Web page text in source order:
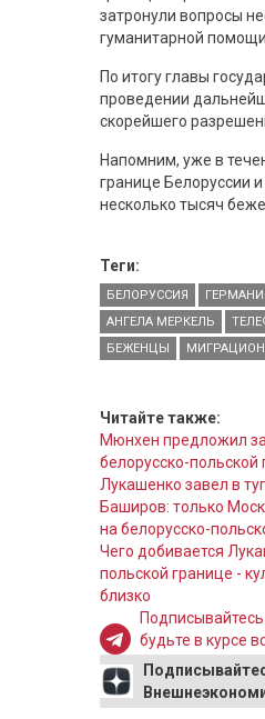
затронули вопросы
гуманитарной
По итогу главы
проведении
скорейшего
Напомним, уже в
границе Белоруссии
несколько тысяч
Теги:
БЕЛОРУССИЯ
АНГЕЛА МЕРКЕЛЬ
БЕЖЕНЦЫ
Читайте также:
Мюнхен предложил
белорусско-польской
Лукашенко завел в
Баширов: только
на белорусско-
Чего добивается
польской границе -
близко
будьте в курсе